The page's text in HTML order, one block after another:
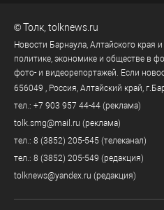
©Толк tolknews.ru
Новости Барнаула, Алтайского края
политике, экономике и обществе в
фото- и видеорепортажей. Если
656049 , Россия, Алтайский край, г.
тел.: +7 903 957 44-44 (реклама)
tolk.smg@mail.ru (реклама)
тел.: 8 (3852) 205-545 (телеканал)
тел.: 8 (3852) 205-549 (редакция)
tolknews@yandex.ru (редакция)